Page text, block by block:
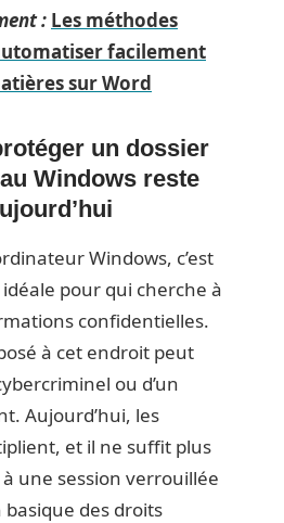
: Les méthodes
facilement
sur Word
un dossier
Windows reste
Windows, c’est
pour qui cherche à
confidentielles.
à cet endroit peut
ou d’un
Aujourd’hui, les
et il ne suffit plus
une session verrouillée
des droits